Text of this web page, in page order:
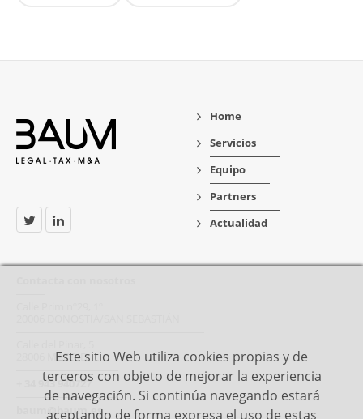
Este sitio Web utiliza cookies propias y de
terceros con objeto de mejorar la experiencia
de navegación. Si continúa navegando estará
aceptando de forma expresa el uso de estas
Home
Servicios
Equipo
Partners
Actualidad
28006 MADRID
+ 34 943 940727
baum@baum.es